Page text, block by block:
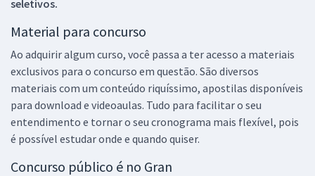
seletivos.
Material para concurso
Ao adquirir algum curso, você passa a ter acesso a materiais
exclusivos para o concurso em questão. São diversos
materiais com um conteúdo riquíssimo, apostilas disponíveis
para download e videoaulas. Tudo para facilitar o seu
entendimento e tornar o seu cronograma mais flexível, pois
é possível estudar onde e quando quiser.
Concurso público é no Gran